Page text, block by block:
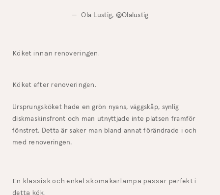
— Ola Lustig, @olalustig
Köket innan renoveringen.
Köket efter renoveringen.
Ursprungsköket hade en grön nyans, väggskåp, synlig
diskmaskinsfront och man utnyttjade inte platsen framför
fönstret. Detta är saker man bland annat förändrade i och
med renoveringen.
En klassisk och enkel skomakarlampa passar perfekt i
detta kök.